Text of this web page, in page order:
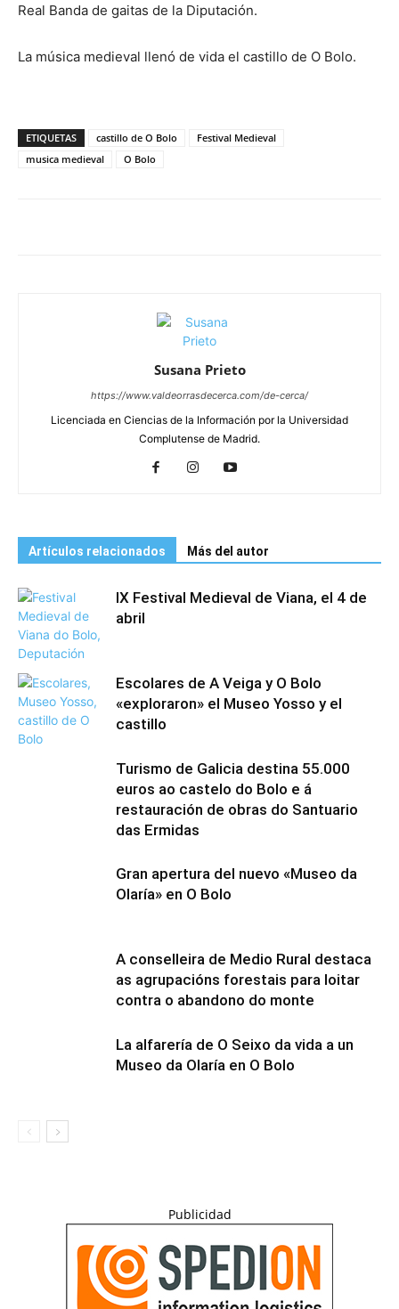
Real Banda de gaitas de la Diputación.
La música medieval llenó de vida el castillo de O Bolo.
ETIQUETAS castillo de O Bolo
Festival Medieval
musica medieval
O Bolo
Susana Prieto
https://www.valdeorrasdecerca.com/de-cerca/
Licenciada en Ciencias de la Información por la Universidad
Complutense de Madrid.
Artículos relacionados Más del autor
IX Festival Medieval de Viana, el 4 de
abril
Escolares de A Veiga y O Bolo
«exploraron» el Museo Yosso y el
castillo
Turismo de Galicia destina 55.000
euros ao castelo do Bolo e á
restauración de obras do Santuario
das Ermidas
Gran apertura del nuevo «Museo da
Olaría» en O Bolo
A conselleira de Medio Rural destaca
as agrupacións forestais para loitar
contra o abandono do monte
La alfarería de O Seixo da vida a un
Museo da Olaría en O Bolo
Publicidad